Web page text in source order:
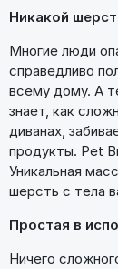
Никакой
Многие люди
справедливо
всему дому. А
знает, как
диванах,
продукты. Pet
Уникальная
шерсть с тела
Простая в
Ничего